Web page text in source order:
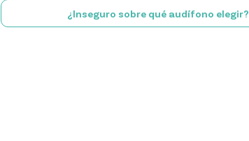
¿Inseguro sobre qué audífono elegir?